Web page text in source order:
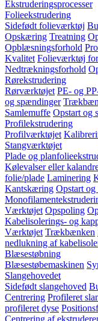
Ekstruderingsprocesser
Folieekstrudering
Sidefødt folieværktøj
Opskæring Treatning
Opblæsningsforhold
Kvalitet Folieværktøj
Nedtrækningsforhold
Rørekstrudering
Rørværktøjet PE- og
og spændinger
Samlemuffe Opstart og
Profilekstrudering
Profilværktøjet
Stangværktøjet
Plade og
Kølevalser eller
folie/plade Laminering
Kantskæring Opstart
Værktøjet Opspoling
Kabelisolerings- og
Værktøjet Trækbænken
nedlukning af
Blæsestøbning
Blæsestøbemaskinen
Slangehovedet
Sidefødt slangehoved
Centrering Profileret
profileret dyse
Centrering af